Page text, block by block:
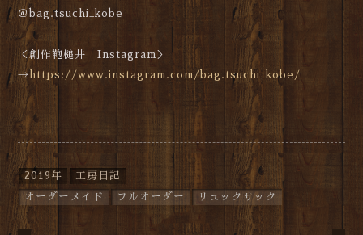
＠bag.tsuchi_kobe
＜創作鞄槌井 Instagram＞
→ https://www.instagram.com/bag.tsuchi_kobe/
2019年 工房日記
オーダーメイド フルオーダー リュックサック